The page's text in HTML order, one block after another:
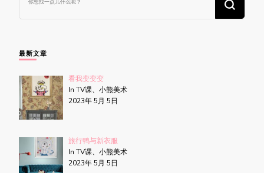
么
吗?
最新文章
看我变变变
In TV课、小熊美术
2023年 5月 5日
旅行鸭与新衣服
In TV课、小熊美术
2023年 5月 5日